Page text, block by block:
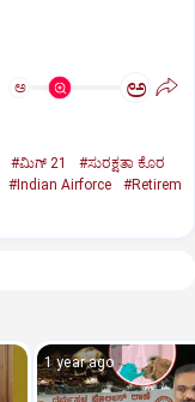
ಅ ಅ
#ಮಿಗ್‌ 21
#ಸುರಕ್ಷತಾ ಕೊರ
#Indian Airforce
#Retirem
1 year ago